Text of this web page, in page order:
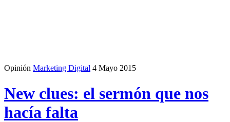
Opinión Marketing Digital 4 Mayo 2015
New clues: el sermón que nos
hacía falta